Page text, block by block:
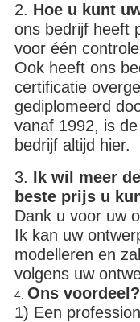
2. Hoe u kunt
ons bedrijf heeft
voor één
Ook heeft ons
certificatie
gediplomeerd
vanaf 1992, is
bedrijf altijd hier.
3. Ik wil meer
beste prijs u
Dank u voor uw
Ik kan uw
modelleren en
volgens uw
4. Ons voordeel?
1) Een